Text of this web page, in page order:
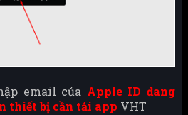
email của Apple ID đang
thiết bị cần tải app VHT